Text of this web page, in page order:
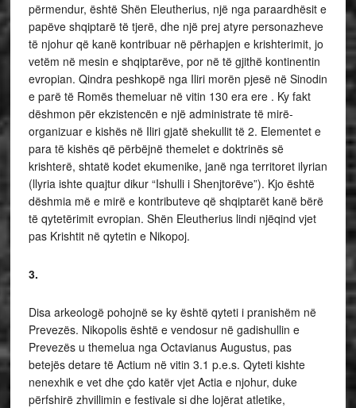
përmendur, është Shën Eleutherius, një nga paraardhësit e
papëve shqiptarë të tjerë, dhe një prej atyre personazheve
të njohur që kanë kontribuar në përhapjen e krishterimit, jo
vetëm në mesin e shqiptarëve, por në të gjithë kontinentin
evropian. Qindra peshkopë nga Iliri morën pjesë në Sinodin
e parë të Romës themeluar në vitin 130 era ere . Ky fakt
dëshmon për ekzistencën e një administrate të mirë-
organizuar e kishës në Iliri gjatë shekullit të 2. Elementet e
para të kishës që përbëjnë themelet e doktrinës së
krishterë, shtatë kodet ekumenike, janë nga territoret ilyrian
(llyria ishte quajtur dikur “Ishulli i Shenjtorëve”). Kjo është
dëshmia më e mirë e kontributeve që shqiptarët kanë bërë
të qytetërimit evropian. Shën Eleutherius lindi njëqind vjet
pas Krishtit në qytetin e Nikopoj.
3.
Disa arkeologë pohojnë se ky është qyteti i pranishëm në
Prevezës. Nikopolis është e vendosur në gadishullin e
Prevezës u themelua nga Octavianus Augustus, pas
betejës detare të Actium në vitin 3.1 p.e.s. Qyteti kishte
nenexhik e vet dhe çdo katër vjet Actia e njohur, duke
përfshirë zhvillimin e festivale si dhe lojërat atletike,